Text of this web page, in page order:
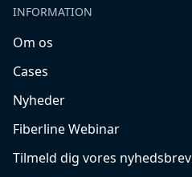
INFORMATION
Om os
Cases
Nyheder
Fiberline Webinar
Tilmeld dig vores nyhedsbrev